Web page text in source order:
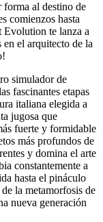
forma al destino de
comienzos hasta
Evolution te lanza a
en el arquitecto de la
simulador de
fascinantes etapas
italiana elegida a
jugosa que
fuerte y formidable
más profundos de
y domina el arte
constantemente a
hasta el pináculo
la metamorfosis de
nueva generación